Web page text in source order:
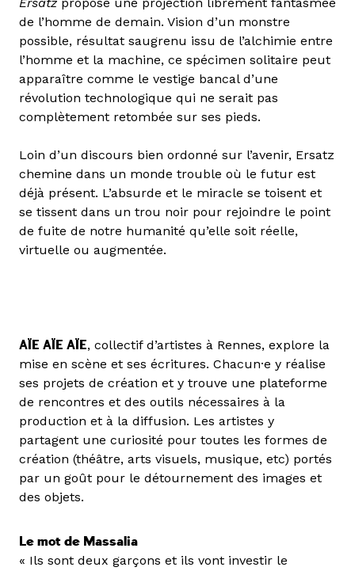
Ersatz propose une projection librement fantasmée
de l’homme de demain. Vision d’un monstre
possible, résultat saugrenu issu de l’alchimie entre
l’homme et la machine, ce spécimen solitaire peut
apparaître comme le vestige bancal d’une
révolution technologique qui ne serait pas
complètement retombée sur ses pieds.
Loin d’un discours bien ordonné sur l’avenir, Ersatz
chemine dans un monde trouble où le futur est
déjà présent. L’absurde et le miracle se toisent et
se tissent dans un trou noir pour rejoindre le point
de fuite de notre humanité qu’elle soit réelle,
virtuelle ou augmentée.
AÏE AÏE AÏE, collectif d’artistes à Rennes, explore la
mise en scène et ses écritures. Chacun·e y réalise
ses projets de création et y trouve une plateforme
de rencontres et des outils nécessaires à la
production et à la diffusion. Les artistes y
partagent une curiosité pour toutes les formes de
création (théâtre, arts visuels, musique, etc) portés
par un goût pour le détournement des images et
des objets.
Le mot de Massalia
« Ils sont deux garçons et ils vont investir le